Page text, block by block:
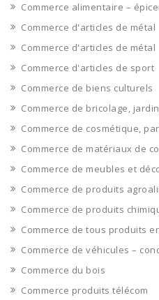
Commerce alimentaire –
Commerce d'articles de métal
Commerce d'articles de métal
Commerce d'articles de sport
Commerce de biens culturels
Commerce de bricolage, jardin
Commerce de cosmétique,
Commerce de matériaux de
Commerce de meubles et
Commerce de produits
Commerce de produits
Commerce de tous produits
Commerce de véhicules –
Commerce du bois
Commerce produits télécom